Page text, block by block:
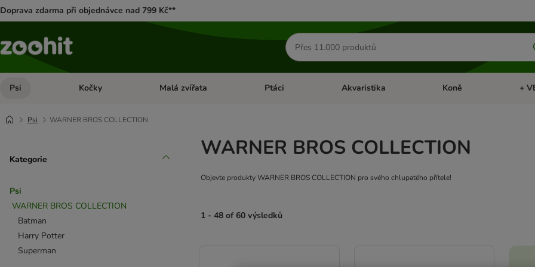
Doprava zdarma při objednávce nad 799 Kč**
Hledat
produkty
Psi Otevřít menu: Psi
Kočky Otevřít menu: Kočky
Malá zvířata Otevřít menu: Malá zvířata
Ptáci Otevřít menu: Ptáci
Akvaristika Otevřít menu: Akvaristika
Koně +
Psi WARNER BROS COLLECTION
Kategorie
Psi
WARNER BROS COLLECTION
Batman
Harry Potter
Superman
WARNER BROS COLLECTION
Objevte produkty WARNER BROS COLLECTION pro svého chlupatého přítele!
1 - 48 of 60 výsledků